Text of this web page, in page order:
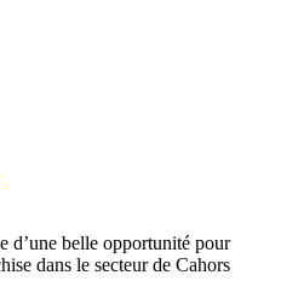
belle opportunité pour
dans le secteur de Cahors